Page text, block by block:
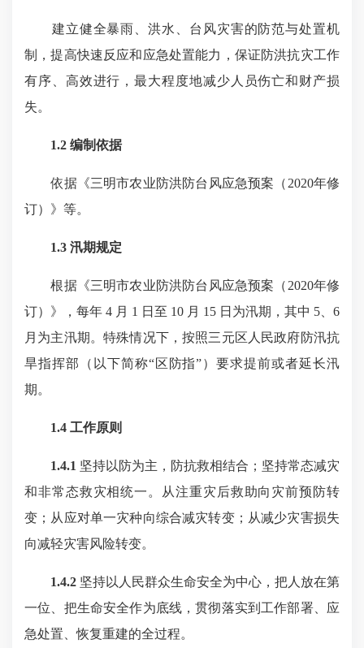
建立健全暴雨、洪水、台风灾害的防范与处置机
制，提高快速反应和应急处置能力，保证防洪抗灾工作
有序、高效进行，最大程度地减少人员伤亡和财产损
失。
1.2 编制依据
依据《三明市农业防洪防台风应急预案（2020年修
订）》等。
1.3 汛期规定
根据《三明市农业防洪防台风应急预案（2020年修
订）》，每年 4 月 1 日至 10 月 15 日为汛期，其中 5、6
月为主汛期。特殊情况下，按照三元区人民政府防汛抗
旱指挥部（以下简称“区防指”）要求提前或者延长汛
期。
1.4 工作原则
1.4.1 坚持以防为主，防抗救相结合；坚持常态减灾
和非常态救灾相统一。从注重灾后救助向灾前预防转
变；从应对单一灾种向综合减灾转变；从减少灾害损失
向减轻灾害风险转变。
1.4.2 坚持以人民群众生命安全为中心，把人放在第
一位、把生命安全作为底线，贯彻落实到工作部署、应
急处置、恢复重建的全过程。